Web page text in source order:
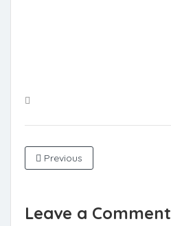
Previous
Leave a Comment